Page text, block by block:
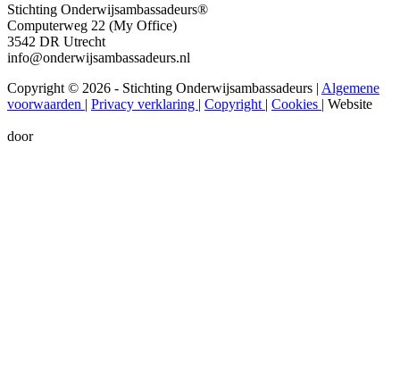
Stichting Onderwijsambassadeurs®
Computerweg 22 (My Office)
3542 DR Utrecht
info@onderwijsambassadeurs.nl
Copyright © 2026 - Stichting Onderwijsambassadeurs | Algemene
voorwaarden | Privacy verklaring | Copyright | Cookies | Website
door